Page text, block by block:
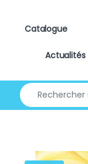
Catalogue
Actualités
Search for: